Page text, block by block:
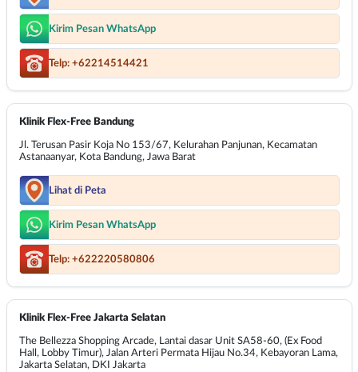
Kirim Pesan WhatsApp
Telp: +62214514421
Klinik Flex-Free Bandung
Jl. Terusan Pasir Koja No 153/67, Kelurahan Panjunan, Kecamatan
Astanaanyar, Kota Bandung, Jawa Barat
Lihat di Peta
Kirim Pesan WhatsApp
Telp: +622220580806
Klinik Flex-Free Jakarta Selatan
The Bellezza Shopping Arcade, Lantai dasar Unit SA58-60, (Ex Food
Hall, Lobby Timur), Jalan Arteri Permata Hijau No.34, Kebayoran Lama,
Jakarta Selatan, DKI Jakarta